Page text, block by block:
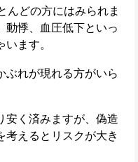
んどの方にはみられま
動悸、血圧低下といっ
ます。
ぶれが現れる方がいら
安く済みますが、偽造
考えるとリスクが大き